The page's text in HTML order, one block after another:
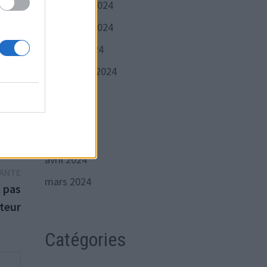
suivante :
décembre 2024
novembre 2024
octobre 2024
septembre 2024
juin 2024
avril 2024
mars 2024
Catégories